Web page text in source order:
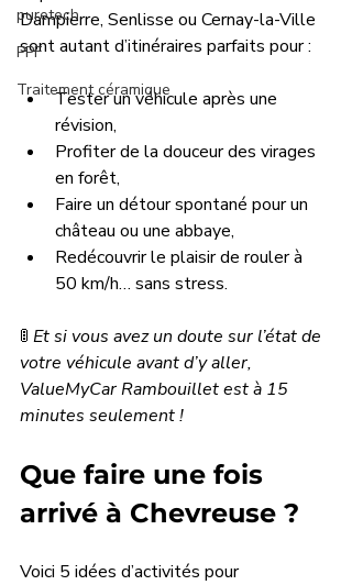
puretech
PPF
Traitement céramique
Dampierre, Senlisse ou Cernay-la-Ville
sont autant d’itinéraires parfaits pour :
Tester un véhicule après une
révision,
Profiter de la douceur des virages
en forêt,
Faire un détour spontané pour un
château ou une abbaye,
Redécouvrir le plaisir de rouler à
50 km/h… sans stress.
🚦 Et si vous avez un doute sur l’état de
votre véhicule avant d’y aller,
ValueMyCar Rambouillet est à 15
minutes seulement !
Que faire une fois
arrivé à Chevreuse ?
Voici 5 idées d’activités pour